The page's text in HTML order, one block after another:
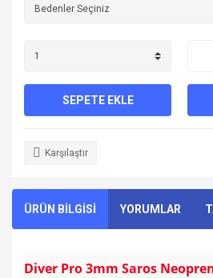
SEPETE EKLE
Karşılaştır
ÜRÜN BİLGİSİ YORUMLAR
Diver Pro 3mm Saros